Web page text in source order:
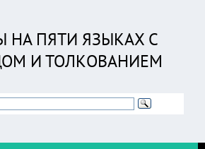
ПЯТИ ЯЗЫКАХ С
И ТОЛКОВАНИЕМ